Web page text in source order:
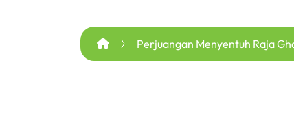
Perjuangan Menyentuh Raja